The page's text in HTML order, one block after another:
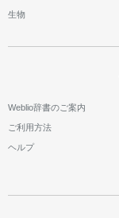
生物
Weblio辞書のご案内
ご利用方法
ヘルプ